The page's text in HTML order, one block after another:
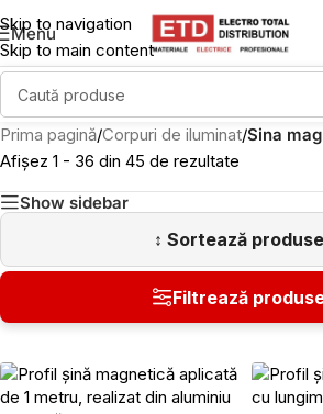
Skip to navigation
Skip to main content
Menu
Prima pagină/Corpuri de iluminat/Sina
Afișez 1 - 36 din 45 de rezultate
Show sidebar